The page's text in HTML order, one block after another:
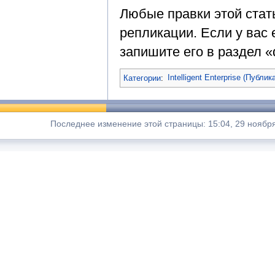
Любые правки этой
репликации. Если у вас
запишите его в раздел
Категории: Intelligent Enterprise
Последнее изменение этой страницы: 15:04, 29